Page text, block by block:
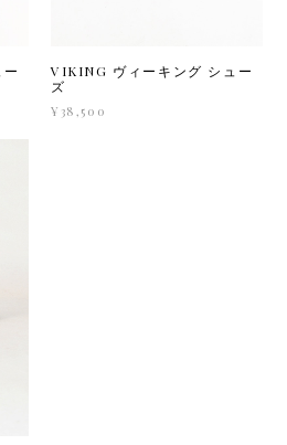
VIKING ヴィーキング シュー
ズ
¥38,500